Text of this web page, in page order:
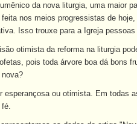
da nova liturgia, uma maior
nos meios progressistas de
Isso trouxe para a Igreja
otimista da reforma na liturgia
pois toda árvore boa dá bons
esperançosa ou otimista. Em todas
fé.